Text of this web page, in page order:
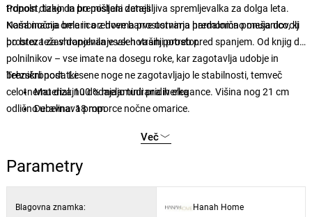
trdnost, tako da bo postala zanesljiva spremljevalka za dolga leta.
Kombinacija bele in orehove barve ustvarja harmonično mešanico, ki
bo brez težav dopolnila vsak notranji prostor.
Popoln dizajn in premišljeni detajli
Naša nočna omarica z dvema prostornima predaloma ponuja dovolj
prostora za shranjevanje vseh vaših potreb pred spanjem. Od knjig do
polnilnikov – vse imate na dosegu roke, kar zagotavlja udobje in
brezskrbnost. Lesene noge ne zagotavljajo le stabilnosti, temveč
celotnemu dizajnu dodajajo tudi pridih elegance. Višina nog 21 cm
odlično uravnava proporce nočne omarice.
Tehnični podatki:
Material: 100 % melaminirana iverka
Debelina: 18 mm
Višina: 55 cm
Globina: 35 cm
2 prostorni predali za udobno shranjevanje
Več
Parametry
Blagovna znamka: Hanah Home